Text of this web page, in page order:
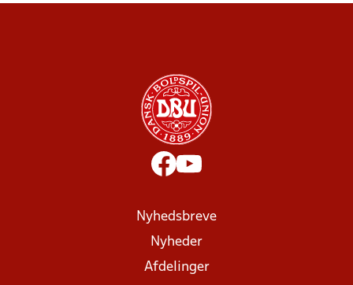
Nyhedsbreve
Nyheder
Afdelinger